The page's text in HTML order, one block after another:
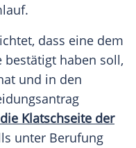
.
dass eine dem
bestätigt haben soll,
und in den
Klatschseite der
unter Berufung